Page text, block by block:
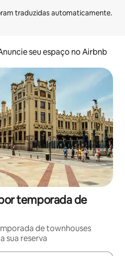
seu espaço no Airbnb
temporada de
de townhouses
sua reserva